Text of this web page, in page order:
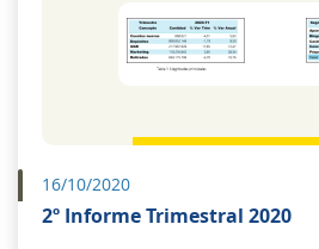
16/10/2020
2º Informe Trimestral 2020